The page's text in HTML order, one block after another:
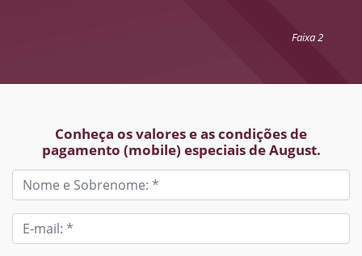
Faixa 2
Conheça os valores e as condições de
pagamento (mobile) especiais de August.